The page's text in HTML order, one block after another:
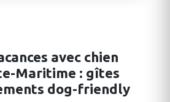
avec chien
Maritime : gîtes
dog-friendly